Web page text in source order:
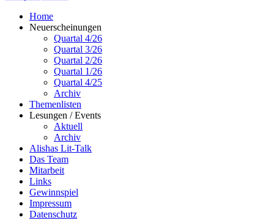
Home
Neuerscheinungen
Quartal 4/26
Quartal 3/26
Quartal 2/26
Quartal 1/26
Quartal 4/25
Archiv
Themenlisten
Lesungen / Events
Aktuell
Archiv
Alishas Lit-Talk
Das Team
Mitarbeit
Links
Gewinnspiel
Impressum
Datenschutz